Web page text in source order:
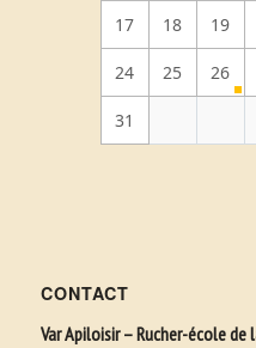
17 18 19
24 25 26
31
CONTACT
Var Apiloisir – Rucher-école de